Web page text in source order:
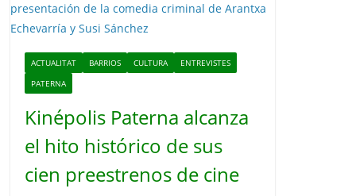
ACTUALITAT BARRIOS CULTURA
ENTREVISTES
PATERNA
Kinépolis Paterna alcanza
el hito histórico de sus
cien preestrenos de cine